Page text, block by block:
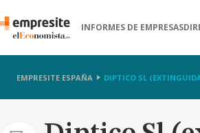
INFORMES DE EMPRESAS
EMPRESITE ESPAÑA DIPTICO SL